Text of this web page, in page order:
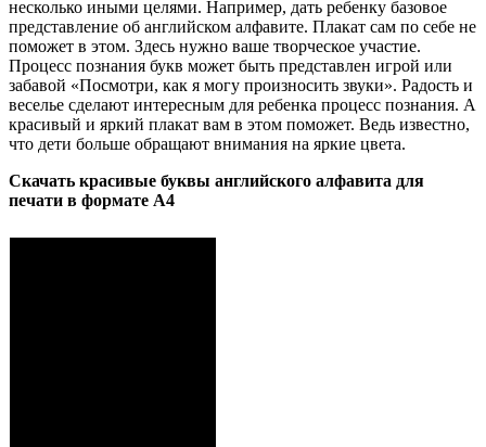
несколько иными целями. Например, дать ребенку базовое
представление об английском алфавите. Плакат сам по себе не
поможет в этом. Здесь нужно ваше творческое участие.
Процесс познания букв может быть представлен игрой или
забавой «Посмотри, как я могу произносить звуки». Радость и
веселье сделают интересным для ребенка процесс познания. А
красивый и яркий плакат вам в этом поможет. Ведь известно,
что дети больше обращают внимания на яркие цвета.
Скачать красивые буквы английского алфавита для
печати в формате А4